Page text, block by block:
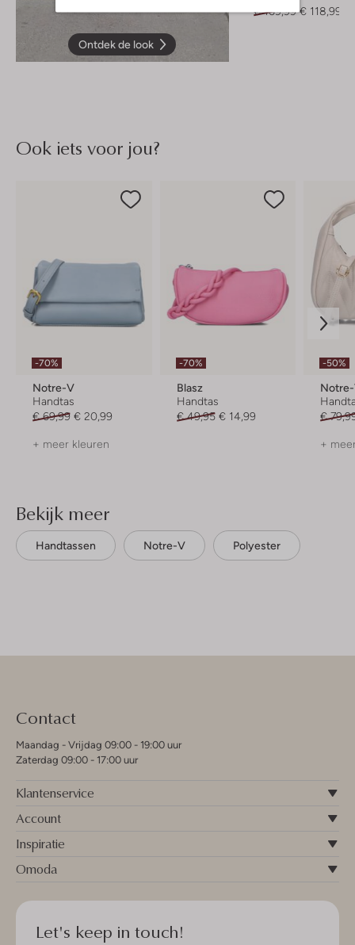
Ontdek de look
€ 169,99 € 118,99
Ook iets voor jou?
-70%
Notre-V
Handtas
€ 69,99 € 20,99
+ meer kleuren
-70%
Blasz
Handtas
€ 49,95 € 14,99
-50%
€
+
Bekijk meer
Handtassen Notre-V Polyester
Contact
Maandag - Vrijdag 09:00 - 19:00 uur
Zaterdag 09:00 - 17:00 uur
Klantenservice
Account
Inspiratie
Omoda
Let's keep in touch!